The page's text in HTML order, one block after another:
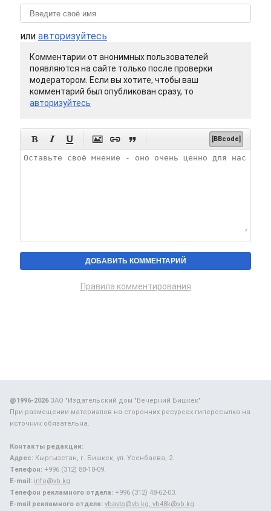
или авторизуйтесь
Комментарии от анонимных пользователей
появляются на сайте только после проверки
модератором. Если вы хотите, чтобы ваш
комментарий был опубликован сразу, то
авторизуйтесь
      [BBcode]
Правила комментирования
@1996-2026ЗАО "Издательский дом "Вечерний Бишкек"
При размещении материалов на сторонних ресурсах гиперссылка на
источник обязательна.
Контакты редакции:
Адрес: Кыргызстан, г. Бишкек, ул. Усенбаева, 2.
Телефон: +996 (312) 88-18-09.
E-mail: info@vb.kg
Телефон рекламного отдела: +996 (312) 48-62-03.
E-mail рекламного отдела: vbavto@vb.kg, vb48k@vb.kg